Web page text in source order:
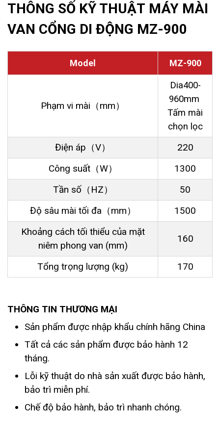
THÔNG SỐ KỸ THUẬT MÁY MÀI
VAN CỔNG DI ĐỘNG MZ-900
Model MZ-900
Phạm vi mài（mm）
Dia400-
960mm
Tấm mài
chọn lọc
Điện áp（V）
220
Công suất（W）
1300
Tần số（HZ）
50
Độ sâu mài tối đa（mm）
1500
Khoảng cách tối thiểu của mặt
niêm phong van (mm)
160
Tổng trọng lượng (kg) 170
THÔNG TIN THƯƠNG MẠI
Sản phẩm được nhập khẩu chính hãng China
Tất cả các sản phẩm được bảo hành 12
tháng.
Lỗi kỹ thuật do nhà sản xuất được bảo hành,
bảo trì miễn phí.
Chế độ bảo hành, bảo trì nhanh chóng.